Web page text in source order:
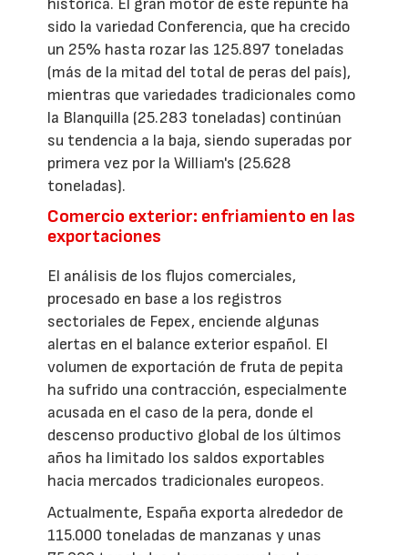
histórica. El gran motor de este repunte ha
sido la variedad Conferencia, que ha crecido
un 25% hasta rozar las 125.897 toneladas
(más de la mitad del total de peras del país),
mientras que variedades tradicionales como
la Blanquilla (25.283 toneladas) continúan
su tendencia a la baja, siendo superadas por
primera vez por la William's (25.628
toneladas).
Comercio exterior: enfriamiento en las
exportaciones
El análisis de los flujos comerciales,
procesado en base a los registros
sectoriales de Fepex, enciende algunas
alertas en el balance exterior español. El
volumen de exportación de fruta de pepita
ha sufrido una contracción, especialmente
acusada en el caso de la pera, donde el
descenso productivo global de los últimos
años ha limitado los saldos exportables
hacia mercados tradicionales europeos.
Actualmente, España exporta alrededor de
115.000 toneladas de manzanas y unas